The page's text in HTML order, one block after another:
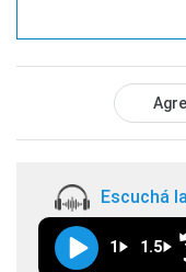
Escuchá
1 1.5